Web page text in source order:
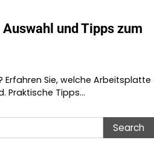
und Tipps zum
Erfahren Sie, welche Arbeitsplatte
Praktische Tipps…